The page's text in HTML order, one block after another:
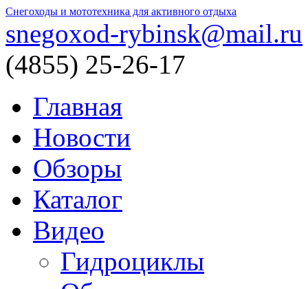
Снегоходы и мототехника для активного отдыха
snegoxod-rybinsk@mail.ru
(4855) 25-26-17
Главная
Новости
Обзоры
Каталог
Видео
Гидроциклы